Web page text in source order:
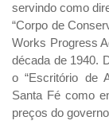
servindo como
“Corpo de
Works Progress
década de 1940.
o “Escritório de
Santa Fé como
preços do